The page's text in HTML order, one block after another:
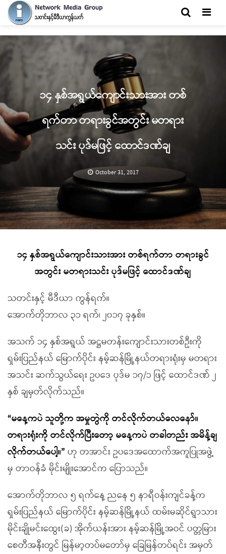
၁၄ နှစ်အရွယ်ကျောင်းသားအား တစ်
ရက်တာ တရားခွင်အတွင်း မတရား
သင်း ပုဒ်မဖြင့် ထောင်ဒဏ်ချ
October 31, 2017
၁၄ နှစ်အရွယ်ကျောင်းသားအား တစ်ရက်တာ တရားခွင်
အတွင်း မတရားသင်း ပုဒ်မဖြင့် ထောင်ဒဏ်ချ
သတင်းနှင့် မီဒီယာ ကွန်ရက်။
အောက်တိုဘာလ ၃၁ ရက်၊ ၂၀၁၇ ခုနှစ်။
အသက် ၁၄ နှစ်အရွယ် အဋ္ဌမတန်းကျောင်းသားတစ်ဦးကို
ရှမ်းပြည်နယ် မြောက်ပိုင်း နမ့်ဆန်မြို့နယ်တရားရုံးမှ မတရား
အသင်း ဆက်သွယ်ရေး ဥပဒေ ပုဒ်မ ၁၇/၁ ဖြင့် ထောင်ဒဏ် ၂
နှစ် ချမှတ်လိုက်သည်။
“မနေ့ကပဲ သူတို့က အမှုတွဲကို တင်လိုက်တယ်လေနော်။
တရားရုံးကို တင်လိုက်ပြီးတော့ မနေ့ကပဲ တခါတည်း အမိန့်ချ
လိုက်တယ်ပေါ့။” ဟု တအာင်း ဥပဒေအထောက်အကူပြုအဖွဲ့
မှ တာဝန်ခံ မိုင်းမျိုးအောင်က ပြောသည်။
အောက်တိုဘာလ ၅ ရက်နေ့ ညနေ ၅ နာရီဝန်းကျင်ခန့်က
ရှမ်းပြည်နယ် မြောက်ပိုင်း နမ့်ဆန်မြို့နယ် ထမ်းမဆိုင်ရွာသား
မိုင်းချိုမင်းထွေး(ခ) အိုက်ယန်းအား နမ့်ဆန်မြို့အဝင် ပတ္တမြား
စေတီအနီးတွင် မြန်မာ့တပ်မတော်မှ ခြေမြန်တပ်ရင်း အမှတ်